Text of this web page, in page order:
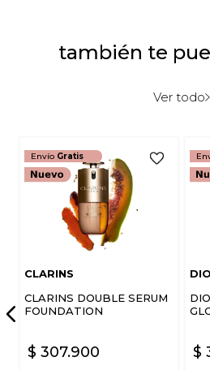
también te
Ver todo
Envío Gratis
CLARINS
CLARINS DOUBLE SERUM
FOUNDATION
$ 307.900 $